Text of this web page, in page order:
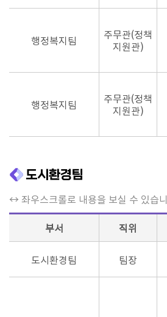
행정복지팀
주무관(정책
지원관)
행정복지팀
주무관(정책
지원관)
도시환경팀
↔ 좌우스크롤로 내용을 보실 수 있습
부서
직위
도시환경팀 팀장